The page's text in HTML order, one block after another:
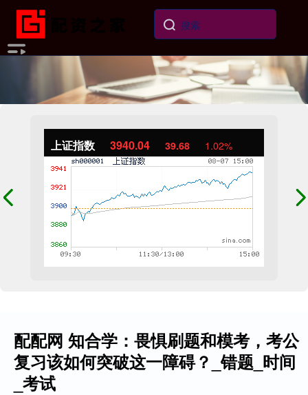
上证指数 3940.04 39.68 1.02%
配配网 知合学：畏惧刷题和模考，考公
复习该如何突破这一障碍？_错题_时间
_考试